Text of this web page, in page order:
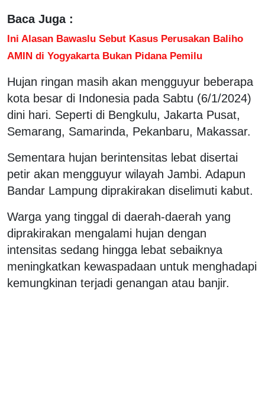
Baca Juga :
Ini Alasan Bawaslu Sebut Kasus Perusakan Baliho
AMIN di Yogyakarta Bukan Pidana Pemilu
Hujan ringan masih akan mengguyur beberapa
kota besar di Indonesia pada Sabtu (6/1/2024)
dini hari. Seperti di Bengkulu, Jakarta Pusat,
Semarang, Samarinda, Pekanbaru, Makassar.
Sementara hujan berintensitas lebat disertai
petir akan mengguyur wilayah Jambi. Adapun
Bandar Lampung diprakirakan diselimuti kabut.
Warga yang tinggal di daerah-daerah yang
diprakirakan mengalami hujan dengan
intensitas sedang hingga lebat sebaiknya
meningkatkan kewaspadaan untuk menghadapi
kemungkinan terjadi genangan atau banjir.